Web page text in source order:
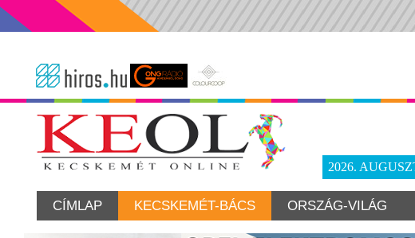
2026.
CÍMLAP KECSKEMÉT-BÁCS ORSZÁG-VILÁG